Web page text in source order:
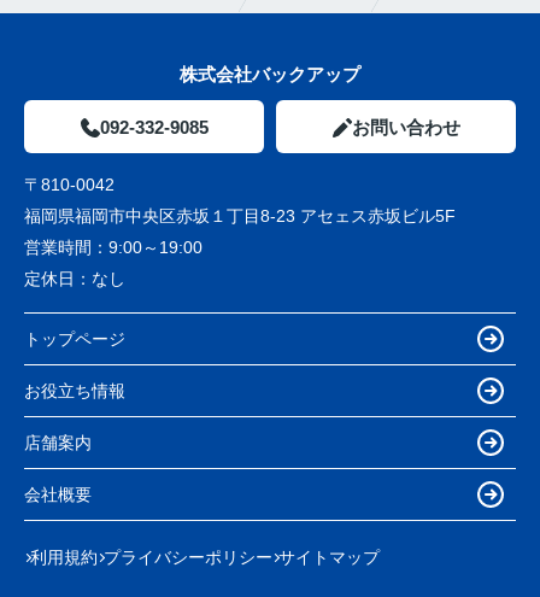
株式会社バックアップ
092-332-9085 お問い合わせ
〒810-0042
福岡県福岡市中央区赤坂１丁目8-23 アセェス赤坂ビル5F
営業時間： 9:00～19:00
定休日： なし
トップページ
お役立ち情報
店舗案内
会社概要
利用規約 プライバシーポリシー サイトマップ